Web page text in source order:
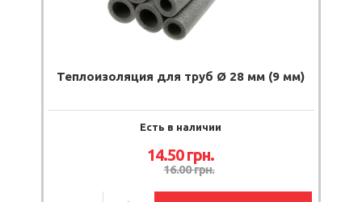
Теплоизоляция для труб Ø 28 мм (9 мм)
Есть в наличии
14.50 грн.
16.00 грн.